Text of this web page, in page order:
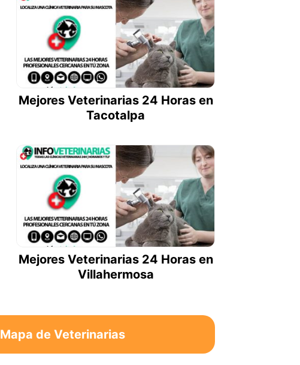
Mejores Veterinarias 24 Horas en
Tacotalpa
Mejores Veterinarias 24 Horas en
Villahermosa
Mapa de Veterinarias